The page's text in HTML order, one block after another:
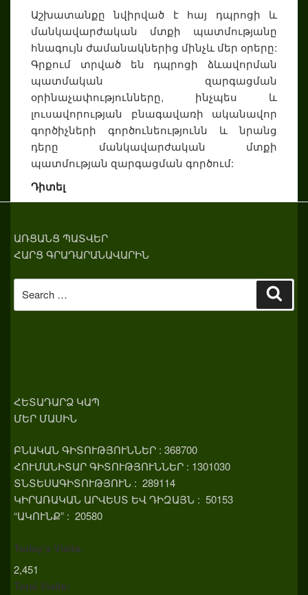
Աշխատանքը նվիրված է հայ դպրոցի և
մանկավարժական մտքի պատմությանը
հնագույն ժամանակներից մինչև մեր օրերը:
Գրքում տրված են դպրոցի ձևավորման
պատմական զարգացման
օրինաչափությունները, ինչպես և
լուսավորության բնագավառի ականավոր
գործիչների գործունեությունն և նրանց
դերը մանկավարժական մտքի
պատմության զարգացման գործում:
Դիտել
ԱՌՑԱՆՑ ՊԱՏՎԵՐ
ՀԱՐՑ ԳՐԱԴԱՐԱՆԱՎԱՐԻՆ
for:
ՀԵՏԱԴԱՐՁ ԿԱՊ
ՄԵՐ ՄԱՍԻՆ
ԲՆԱԿԱՆ ԳԻՏՈՒԹՅՈՒՆՆԵՐ : 368700
ՀՈՒՄԱՆԻՏԱՐ ԳԻՏՈՒԹՅՈՒՆՆԵՐ : 1301030
ՏՆՏԵՍԱԳԻՏՈՒԹՅՈՒՆ : 289114
ԿԻՐԱՌԱԿԱՆ ԱՐՎԵՍՏ ԵՎ ԴԻԶԱՅՆ : 50153
“ԱԿՈՒՆՔ” : 20580
Today's Visits:
2,451
Total Visits: